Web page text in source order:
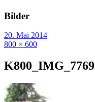
Bilder
20. Mai 2014
800 × 600
K800_IMG_7769